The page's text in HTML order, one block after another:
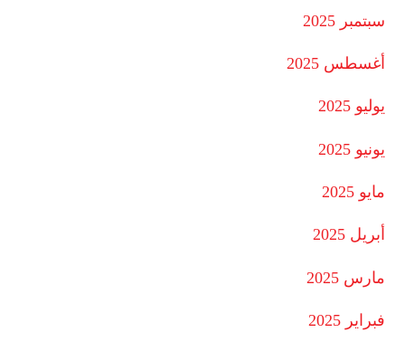
سبتمبر 2025
أغسطس 2025
يوليو 2025
يونيو 2025
مايو 2025
أبريل 2025
مارس 2025
فبراير 2025